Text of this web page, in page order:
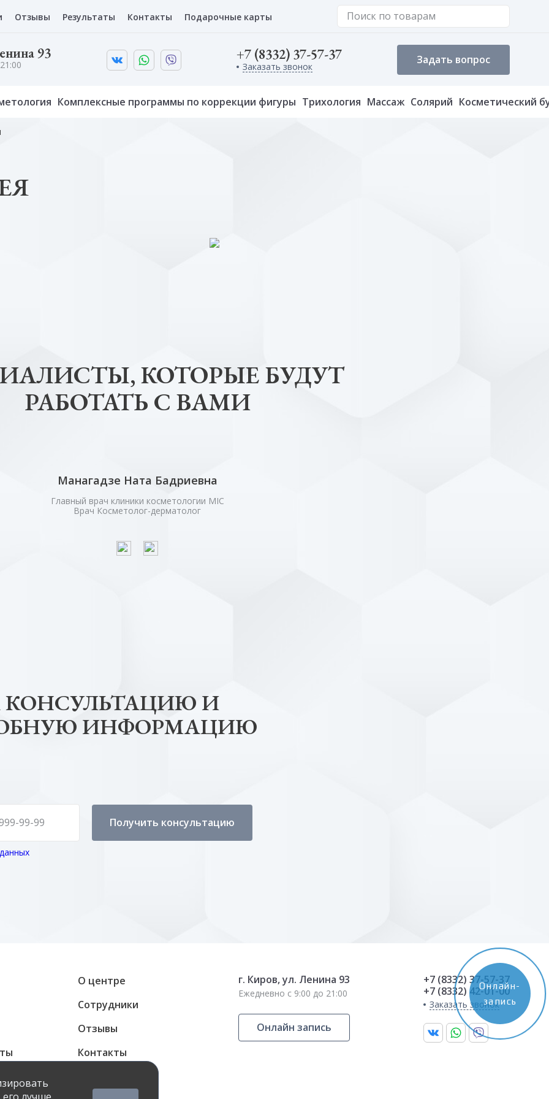
Отзывы Результаты Контакты Подарочные карты
93 +7 (8332) 37-57-37
Заказать звонок
Задать вопрос
Комплексные программы по коррекции фигуры Трихология Массаж Солярий Косметический
КОТОРЫЕ БУДУТ
РАБОТАТЬ С ВАМИ
Манагадзе Ната Бадриевна
Главный врач клиники косметологии MIC
Врач Косметолог-дерматолог
И
ИНФОРМАЦИЮ
Получить консультацию
О центре
Сотрудники
Отзывы
Контакты
г. Киров, ул. Ленина 93
Ежедневно с 9:00 до 21:00
Онлайн запись
+7 (8332) 37-57-37
+7 (8332) 42-01-00
Заказать звонок
Онлайн-
запись